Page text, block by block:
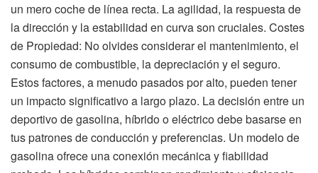
un mero coche de línea recta. La agilidad, la respuesta de
la dirección y la estabilidad en curva son cruciales. Costes
de Propiedad: No olvides considerar el mantenimiento, el
consumo de combustible, la depreciación y el seguro.
Estos factores, a menudo pasados por alto, pueden tener
un impacto significativo a largo plazo. La decisión entre un
deportivo de gasolina, híbrido o eléctrico debe basarse en
tus patrones de conducción y preferencias. Un modelo de
gasolina ofrece una conexión mecánica y fiabilidad